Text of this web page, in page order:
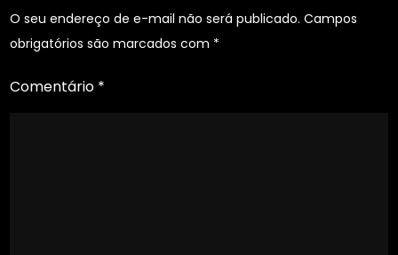
O seu endereço de e-mail não será publicado. Campos
obrigatórios são marcados com *
Comentário *